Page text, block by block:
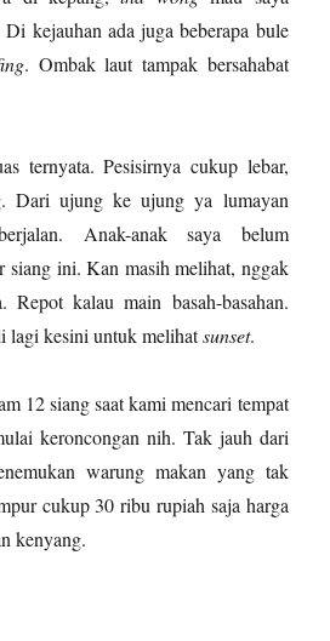
kejauhan ada juga beberapa bule
. Ombak laut tampak bersahabat
ternyata. Pesisirnya cukup lebar,
Dari ujung ke ujung ya lumayan
Anak-anak saya belum
siang ini. Kan masih melihat, nggak
kalau main basah-basahan.
lagi kesini untuk melihatsunset.
12 siang saat kami mencari tempat
keroncongan nih. Tak jauh dari
warung makan yang tak
cukup 30 ribu rupiah saja harga
kenyang.